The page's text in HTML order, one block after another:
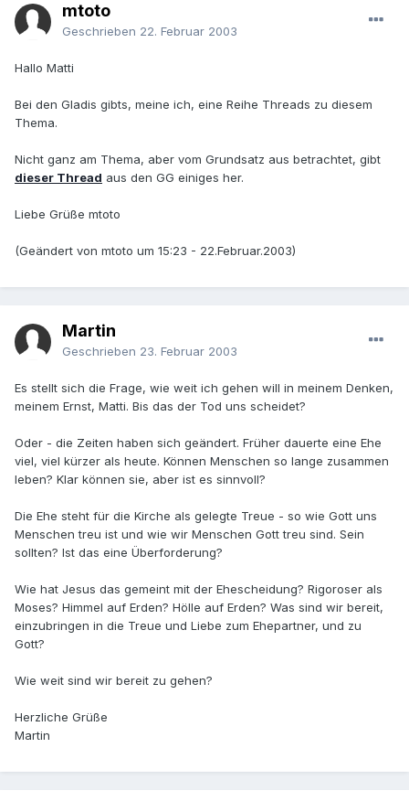
mtoto
Geschrieben 22. Februar 2003
Hallo Matti
Bei den Gladis gibts, meine ich, eine Reihe Threads zu diesem
Thema.
Nicht ganz am Thema, aber vom Grundsatz aus betrachtet, gibt
dieser Thread aus den GG einiges her.
Liebe Grüße mtoto
(Geändert von mtoto um 15:23 - 22.Februar.2003)
Martin
Geschrieben 23. Februar 2003
Es stellt sich die Frage, wie weit ich gehen will in meinem Denken,
meinem Ernst, Matti. Bis das der Tod uns scheidet?
Oder - die Zeiten haben sich geändert. Früher dauerte eine Ehe
viel, viel kürzer als heute. Können Menschen so lange zusammen
leben? Klar können sie, aber ist es sinnvoll?
Die Ehe steht für die Kirche als gelegte Treue - so wie Gott uns
Menschen treu ist und wie wir Menschen Gott treu sind. Sein
sollten? Ist das eine Überforderung?
Wie hat Jesus das gemeint mit der Ehescheidung? Rigoroser als
Moses? Himmel auf Erden? Hölle auf Erden? Was sind wir bereit,
einzubringen in die Treue und Liebe zum Ehepartner, und zu
Gott?
Wie weit sind wir bereit zu gehen?
Herzliche Grüße
Martin